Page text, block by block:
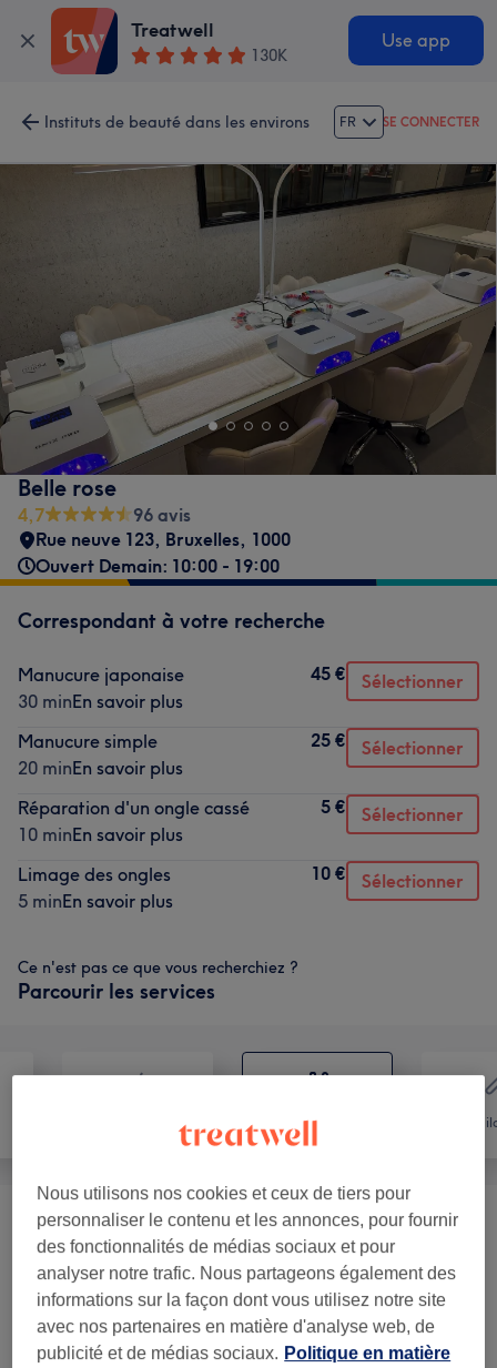
Treatwell
130K
Use app
Instituts de beauté dans les environs FR SE CONNECTER
Belle rose
4,7
96 avis
Rue neuve 123, Bruxelles, 1000
Ouvert Demain: 10:00 - 19:00
Correspondant à votre recherche
Manucure japonaise
30 minEn savoir plus
45 € Sélectionner
Manucure simple
20 minEn savoir plus
25 € Sélectionner
Réparation d'un ongle cassé
10 minEn savoir plus
5 € Sélectionner
Limage des ongles
5 minEn savoir plus
10 € Sélectionner
Ce n'est pas ce que vous recherchiez ?
Parcourir les services
Mains & Pieds
Beauté Des Mains (6) à partir de 5 €
Beauté Des Pieds (6) à partir de 15 €
Faux Ongles (7) à partir de 15 €
Nous utilisons nos cookies et ceux de tiers pour
personnaliser le contenu et les annonces, pour fournir
des fonctionnalités de médias sociaux et pour
analyser notre trafic. Nous partageons également des
informations sur la façon dont vous utilisez notre site
avec nos partenaires en matière d'analyse web, de
publicité et de médias sociaux. Politique en matière